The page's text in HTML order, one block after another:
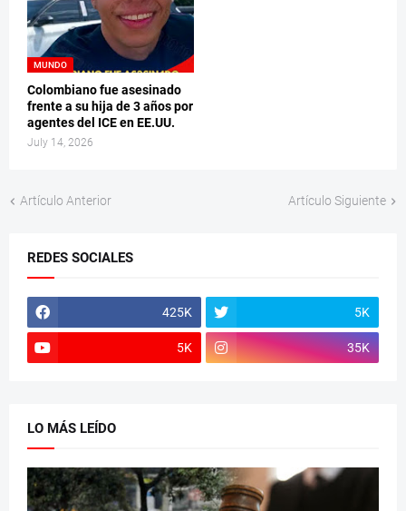
MUNDO
Colombiano fue asesinado
frente a su hija de 3 años por
agentes del ICE en EE.UU.
July 14, 2026
Artículo Anterior Artículo Siguiente
REDES SOCIALES
425K 5K
5K 35K
LO MÁS LEÍDO